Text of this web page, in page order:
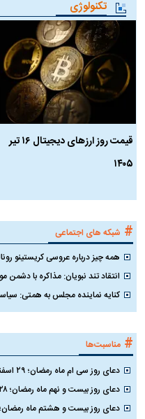
تکنولوژی
قیمت روز ارز‌های دیجیتال ۱۶ تیر
۱۴۰۵
# شبکه های اجتماعی
همه چیز درباره عروسی کریستینو
انتقاد تند نبویان: مذاکره با
کنایه نماینده مجلس به همتی:
# مناسبت‌ها
دعای روز سی ام ماه رمضان؛ ۲۹ اسفند ۱۴۰۴
دعای روز بیست و نهم ماه رمضان؛ ۲۸ اسفند ۱۴۰۴
دعای روز بیست و هشتم ماه رمضان؛ ۲۷ اسفند